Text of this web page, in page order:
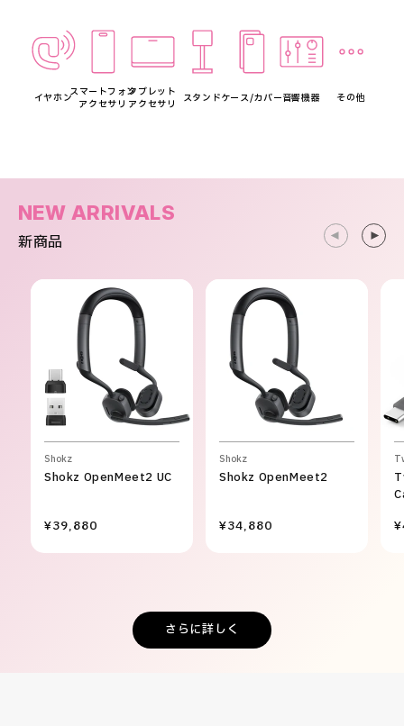
イヤホンスマートフォン
アクセサリ
タブレット
アクセサリ
スタンドケース/カバー音響機器 その他
NEW ARRIVALS
新商品
Shokz
Shokz OpenMeet2 UC
¥39,880
Shokz
Shokz OpenMeet2
¥34,880
さらに詳しく